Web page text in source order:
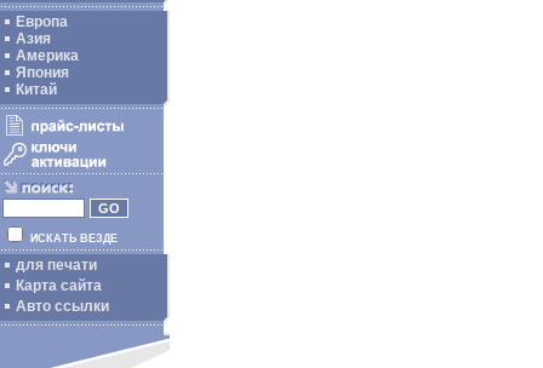
Европа
Азия
Америка
Япония
Китай
ИСКАТЬ ВЕЗДЕ
для печати
Карта сайта
Авто ссылки